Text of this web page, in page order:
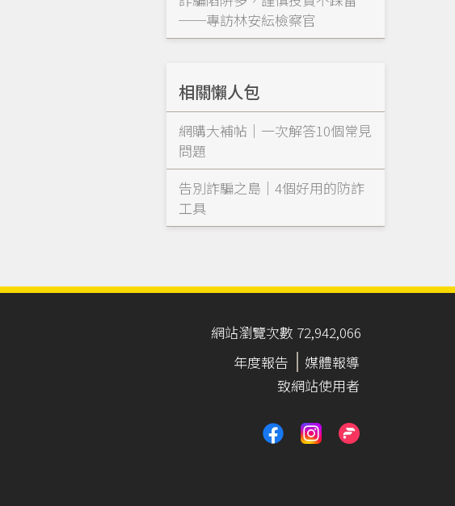
──專訪林安紜檢察官
相關懶人包
網購大補帖｜一次解答10個常見
問題
告別詐騙之島｜4個好用的防詐
工具
網站瀏覽次數 72,942,066
年度報告
媒體報導
致網站使用者